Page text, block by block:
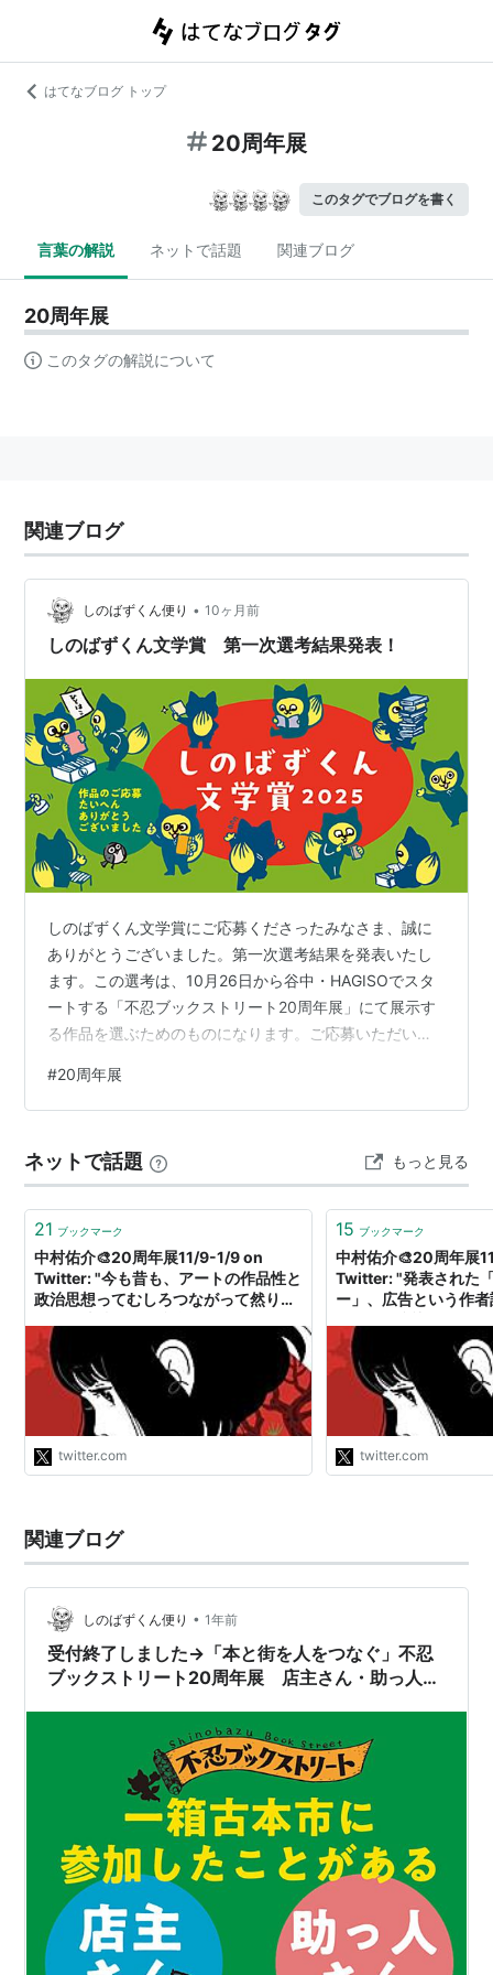
はてなブログ トップ
20周年展
このタグでブログを書く
言葉の解説 ネットで話題 関連ブログ
20周年展
このタグの解説について
関連ブログ
しのばずくん便り • 10ヶ月前
しのばずくん文学賞 第一次選考結果発表！
しのばずくん文学賞にご応募くださったみなさま、誠に
ありがとうございました。第一次選考結果を発表いたし
ます。この選考は、10月26日から谷中・HAGISOでスタ
ートする「不忍ブックストリート20周年展」にて展示す
る作品を選ぶためのものになります。ご応募いただいた
た。ここから実行委員による投票を行い、18点が選出さ
れました。なお募集規格（A4サイズの紙片面）から外れ
過 18作品】（得票順ではなくご応募順に並んでいます）
正田淳一郎 『タイムスリップ＠しのばず』坂部明浩 『凸
凹のある不忍ブックストリ…
#20周年展
ネットで話題 もっと見る
21 ブックマーク
中村佑介🎨20周年展11/9-1/9 on
Twitter: "今も昔も、アートの作品性と
政治思想ってむしろつながって然りだ
れる「あいちトリエンナーレ」で、一
部展示とイベントとしての政治思想の
偏りは、さすがに公私混同だと感じま
す。自費開催のイベントならご自由に
なんだけど。"
twitter.com
15 ブックマーク
中村佑介🎨20周年展
Twitter: "発表された
ー」、広告という作
風の安易な翻案権侵
の仕事の業務妨害と
大切なことなのです
んとしましょうよ、
https://t.co/
twitter.com
関連ブログ
しのばずくん便り • 1年前
受付終了しました→「本と街を人をつなぐ」不忍
ブックストリート20周年展 店主さん・助っ人さ